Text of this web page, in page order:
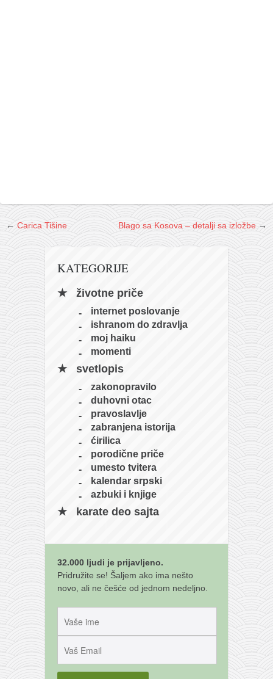
← Carica Tišine Blago sa Kosova – detalji sa izložbe →
KATEGORIJE
životne priče
internet poslovanje
ishranom do zdravlja
moj haiku
momenti
svetlopis
zakonopravilo
duhovni otac
pravoslavlje
zabranjena istorija
ćirilica
porodične priče
umesto tvitera
kalendar srpski
azbuki i knjige
karate deo sajta
32.000 ljudi je prijavljeno.
Pridružite se! Šaljem ako ima nešto
novo, ali ne češće od jednom nedeljno.